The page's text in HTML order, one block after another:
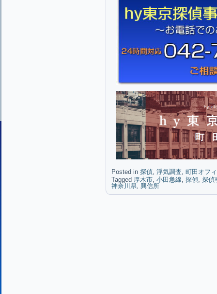
Posted in 探偵, 浮気調査, 町田オフ
Tagged 厚木市, 小田急線, 探偵, 探偵
神奈川県, 興信所